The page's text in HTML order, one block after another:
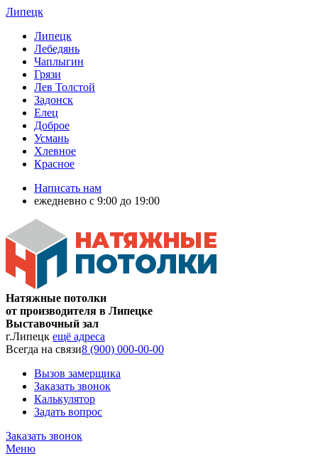
Липецк
Липецк
Лебедянь
Чаплыгин
Грязи
Лев Толстой
Задонск
Елец
Доброе
Усмань
Хлевное
Красное
Написать нам
ежедневно с 9:00 до 19:00
Натяжные потолки
от производителя в Липецке
Выставочный зал
г.Липецк ещё адреса
Всегда на связи8 (900) 000-00-00
Вызов замерщика
Заказать звонок
Калькулятор
Задать вопрос
Заказать звонок
Меню